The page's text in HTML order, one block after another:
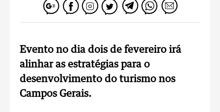
Evento no dia dois de fevereiro irá
alinhar as estratégias para o
desenvolvimento do turismo nos
Campos Gerais.